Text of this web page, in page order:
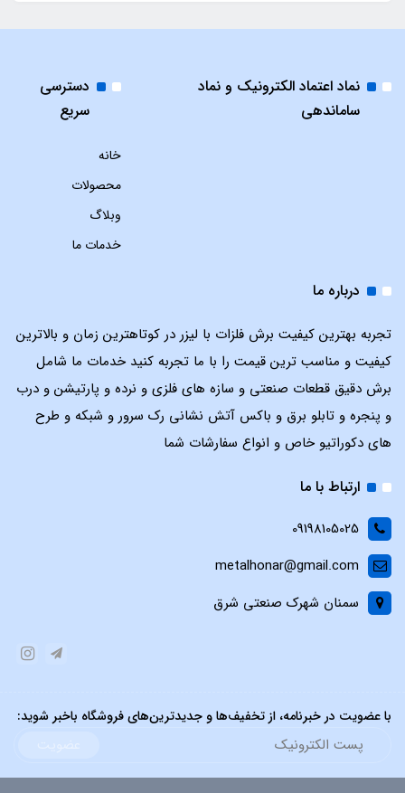
نماد اعتماد الکترونیک و نماد
ساماندهی
دسترسی
سریع
خانه
محصولات
وبلاگ
خدمات ما
درباره ما
تجربه بهترین کیفیت برش فلزات با لیزر در کوتاهترین زمان و بالاترین
کیفیت و مناسب ترین قیمت را با ما تجربه کنید خدمات ما شامل
برش دقیق قطعات صنعتی و سازه های فلزی و نرده و پارتیشن و درب
و پنجره و تابلو برق و باکس آتش نشانی رک سرور و شبکه و طرح
های دکوراتیو خاص و انواع سفارشات شما
ارتباط با ما
09198105025
metalhonar@gmail.com
سمنان شهرک صنعتی شرق
با عضویت در خبرنامه، از تخفیف‌ها و جدیدترین‌های فروشگاه باخبر شوید: